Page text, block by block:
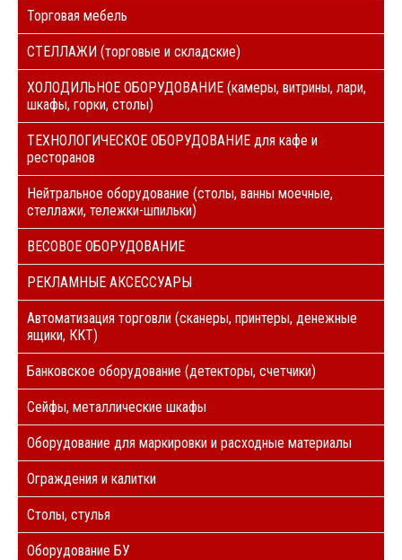
Торговая мебель
СТЕЛЛАЖИ (торговые и складские)
ХОЛОДИЛЬНОЕ ОБОРУДОВАНИЕ (камеры, витрины, лари,
шкафы, горки, столы)
ТЕХНОЛОГИЧЕСКОЕ ОБОРУДОВАНИЕ для кафе и
ресторанов
Нейтральное оборудование (столы, ванны моечные,
стеллажи, тележки-шпильки)
ВЕСОВОЕ ОБОРУДОВАНИЕ
РЕКЛАМНЫЕ АКСЕССУАРЫ
Автоматизация торговли (сканеры, принтеры, денежные
ящики, ККТ)
Банковское оборудование (детекторы, счетчики)
Сейфы, металлические шкафы
Оборудование для маркировки и расходные материалы
Ограждения и калитки
Столы, стулья
Оборудование БУ